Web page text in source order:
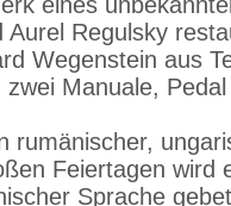
Regulsky
Wegenstein aus
Manuale,
rumänischer,
Feiertagen wird
Sprache